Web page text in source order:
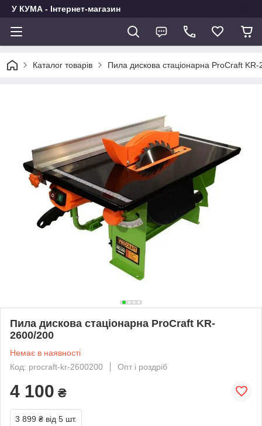
У КУМА - Інтернет-магазин
Каталог товарів Пила дискова стаціонарна ProCraft
Пила дискова стаціонарна ProCraft KR-
2600/200
Немає в наявності
Код: procraft-kr-2600200
Опт і роздріб
4 100 ₴
3 899 ₴ від 5 шт.